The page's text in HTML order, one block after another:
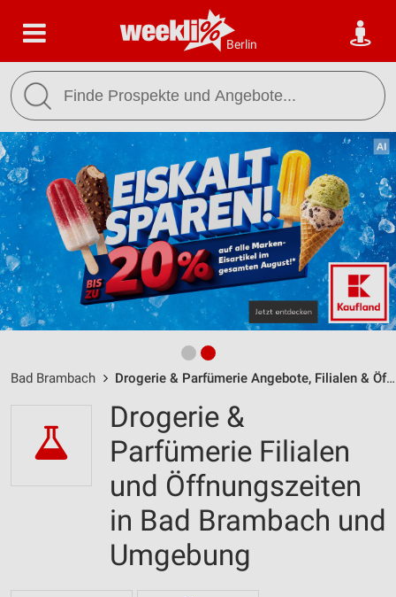
Berlin
Bad Brambach Drogerie & Parfümerie Angebote, Filialen & Öffnungszeiten
Drogerie &
Parfümerie Filialen
und Öffnungszeiten
in Bad Brambach und
Umgebung